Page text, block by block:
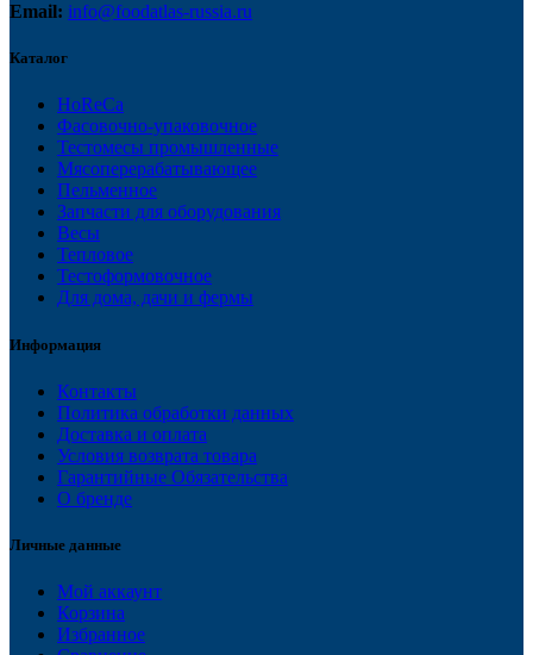
Email: info@foodatlas-russia.ru
Каталог
HoReCa
Фасовочно-упаковочное
Тестомесы промышленные
Мясоперерабатывающее
Пельменное
Запчасти для оборудования
Весы
Тепловое
Тестоформовочное
Для дома, дачи и фермы
Информация
Контакты
Политика обработки данных
Доставка и оплата
Условия возврата товара
Гарантийные Обязательства
О бренде
Личные данные
Мой аккаунт
Корзина
Избранное